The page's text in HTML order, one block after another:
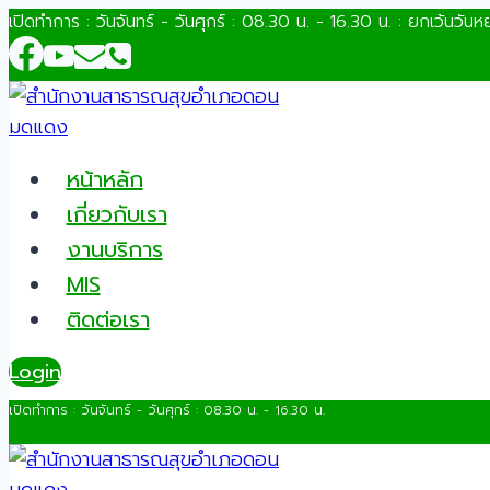
Skip
to
content
เปิดทำการ : วันจันทร์ - วันศุกร์ : 08.30 น. - 16.30 น. : ยกเว้นวัน
หน้าหลัก
เกี่ยวกับเรา
งานบริการ
MIS
ติดต่อเรา
Login
เปิดทำการ : วันจันทร์ - วันศุกร์ : 08.30 น. - 16.30 น.